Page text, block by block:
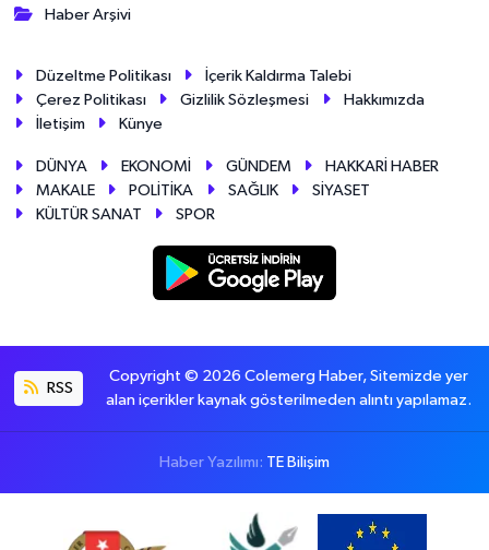
Haber Arşivi
Düzeltme Politikası
İçerik Kaldırma Talebi
Çerez Politikası
Gizlilik Sözleşmesi
Hakkımızda
İletişim
Künye
DÜNYA EKONOMİ GÜNDEM
HAKKARİ HABER
MAKALE
POLİTİKA SAĞLIK
SİYASET
KÜLTÜR SANAT
SPOR
RSS
Copyright © 2026 Colemerg Haber, Sitemizde yer
alan içerikler kaynak gösterilmeden alıntı yapılamaz.
Haber Yazılımı: TE Bilişim